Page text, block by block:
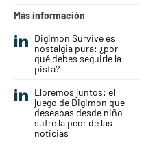
Más información
Digimon Survive es
nostalgia pura: ¿por
qué debes seguirle la
pista?
Lloremos juntos: el
juego de Digimon que
deseabas desde niño
sufre la peor de las
noticias